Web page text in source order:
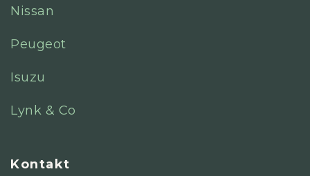
Nissan
Peugeot
Isuzu
Lynk & Co
Kontakt